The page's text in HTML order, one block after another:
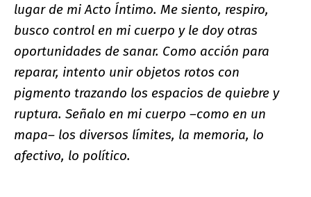
lugar de mi Acto Íntimo. Me siento, respiro,
busco control en mi cuerpo y le doy otras
oportunidades de sanar. Como acción para
reparar, intento unir objetos rotos con
pigmento trazando los espacios de quiebre y
ruptura. Señalo en mi cuerpo –como en un
mapa– los diversos límites, la memoria, lo
afectivo, lo político.